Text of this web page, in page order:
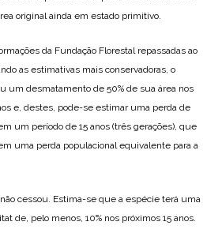
original ainda em estado primitivo.
da Fundação Florestal repassadas ao
as estimativas mais conservadoras, o
um desmatamento de 50% de sua área nos
e, destes, pode-se estimar uma perda de
um período de 15 anos (três gerações), que
uma perda populacional equivalente para a
cessou. Estima-se que a espécie terá uma
de, pelo menos, 10% nos próximos 15 anos.